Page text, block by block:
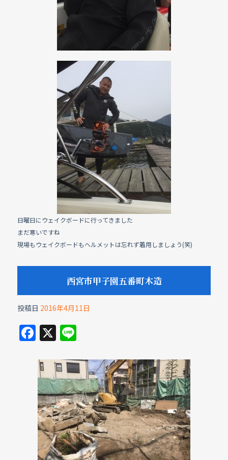
日曜日にウェイクボードに行ってきました
まだ寒いですね
現場もウェイクボードもヘルメットは忘れず着用しましょう(笑)
西宮市甲子園五番町木造
投稿日 2016年4月11日
F
c
e
b
o
o
k
X Li
e